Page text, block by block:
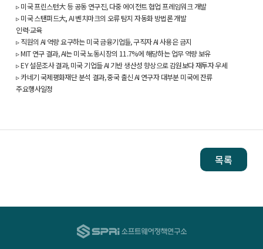
▹ 미국 프린스턴大 등 공동 연구진, 다중 에이전트 협업 프레임워크 개발
▹ 미국 스탠퍼드大, AI 벤치마크의 오류 탐지 자동화 방법론 개발
인력·교육
▹ 직원의 AI 역량 요구하는 미국 금융기업들, 구직자 AI 사용은 금지
▹ MIT 연구 결과, AI는 미국 노동시장의 11.7%에 해당하는 업무 역량 보유
▹ EY 설문조사 결과, 미국 기업들 AI 기반 생산성 향상으로 감원보다 재투자 우세
▹ 카네기 국제평화재단 분석 결과, 중국 출신 AI 연구자 대부분 미국에 잔류
주요행사일정
목록